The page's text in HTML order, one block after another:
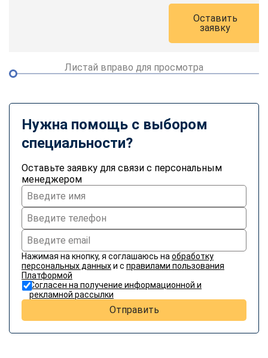
Оставить
заявку
Листай вправо для просмотра
Нужна помощь с выбором
специальности?
Оставьте заявку для связи с персональным
менеджером
Нажимая на кнопку, я соглашаюсь на обработку
персональных данныхи с правилами пользования
Платформой
Согласен на получение информационной и
рекламной рассылки
Отправить
Мессенджеры
Свяжитесь с нами через любой удобный мессенджер!
Telegram WhatsApp
Vkontakte
Max